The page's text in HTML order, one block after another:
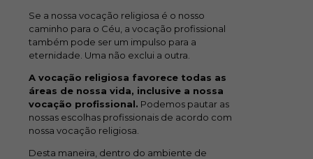
Se a nossa vocação religiosa é o nosso
caminho para o Céu, a vocação profissional
também pode ser um impulso para a
eternidade. Uma não exclui a outra.
A vocação religiosa favorece todas as
áreas de nossa vida, inclusive a nossa
vocação profissional. Podemos pautar as
nossas escolhas profissionais de acordo com
nossa vocação religiosa.
Desta maneira, dentro do ambiente de